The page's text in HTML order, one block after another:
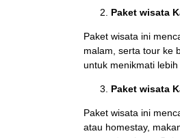
Paket wisata
Paket wisata ini
malam, serta tour ke
untuk menikmati
Paket wisata
Paket wisata ini
atau homestay,